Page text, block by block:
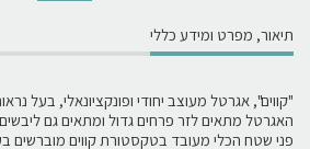
תיאור, מפרט ומידע כללי
"קווים", אגרטל מעוצב יחודי ופונקציונאלי, בעל
האגרטל מתאים לזר פרחים גדול ומתאים גם
פני שטח הכלי מעובד בטקסטורת קווים מוברשים